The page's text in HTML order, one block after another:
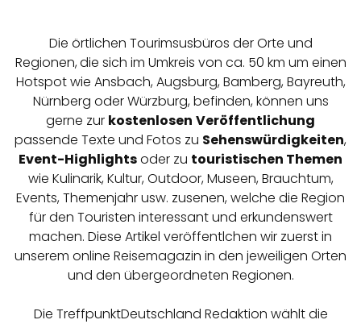
Die örtlichen Tourimsusbüros der Orte und
Regionen,die sich im Umkreis von ca. 50 km um einen
Hotspot wie Ansbach, Augsburg, Bamberg, Bayreuth,
Nürnberg oder Würzburg, befinden, können uns
gerne zur kostenlosen Veröffentlichung
passende Texte und Fotos zu Sehenswürdigkeiten,
Event-Highlightsoder zu touristischen Themen
wie Kulinarik, Kultur, Outdoor, Museen, Brauchtum,
Events, Themenjahr usw. zusenen, welche die Region
für den Touristen interessant und erkundenswert
machen. Diese Artikel veröffentlchen wir zuerst in
unserem online Reisemagazin in den jeweiligen Orten
und den übergeordneten Regionen.
Die TreffpunktDeutschland Redaktion wählt die